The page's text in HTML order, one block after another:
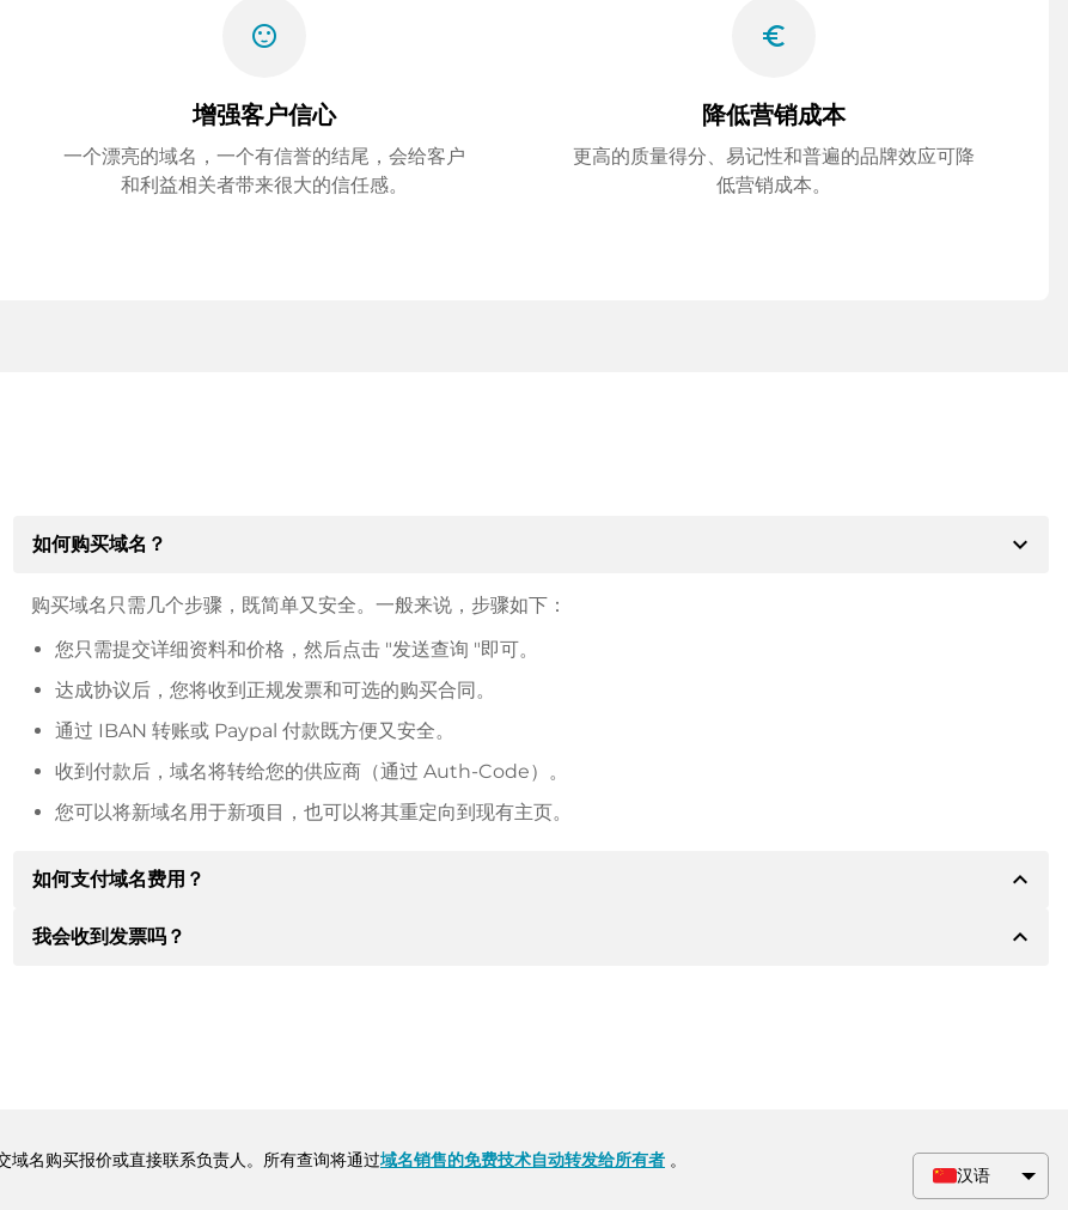
sentiment_satisfied
增强客户信心
一个漂亮的域名，一个有信誉的结尾，会给客户
和利益相关者带来很大的信任感。
euro_symbol
降低营销成本
更高的质量得分、易记性和普遍的品牌效应可降
低营销成本。
如何购买域名？ expand_more
购买域名只需几个步骤，既简单又安全。一般来说，步骤如下：
您只需提交详细资料和价格，然后点击 "发送查询 "即可。
达成协议后，您将收到正规发票和可选的购买合同。
通过 IBAN 转账或 Paypal 付款既方便又安全。
收到付款后，域名将转给您的供应商（通过 Auth-Code）。
您可以将新域名用于新项目，也可以将其重定向到现有主页。
如何支付域名费用？ expand_less
达成协议后，房东将通知您付款细节。房主随后会向您提供 SEPA 银行的详细信息，如果需要，还可以提供 Paypal 或
我会收到发票吗？ expand_less
汉语
域名购买报价或直接联系负责人。所有查询将通过域名销售的免费技术自动转发给所有者 。